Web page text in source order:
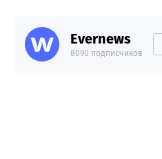
Evernews
8090 подписчиков